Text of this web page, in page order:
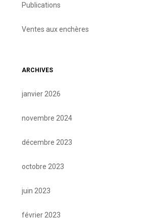
Publications
Ventes aux enchères
ARCHIVES
janvier 2026
novembre 2024
décembre 2023
octobre 2023
juin 2023
février 2023